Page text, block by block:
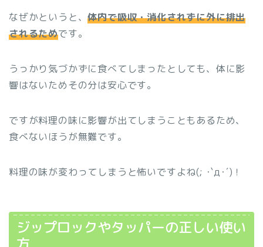
なぜかというと、体内で吸収・消化されずに外に排出
されるためです。
うっかり気づかずに食べてしまったとしても、体に影
響はないためその分は安心です。
ですが料理の味に影響が出てしまうこともあるため、
食べないほうが無難です。
料理の味が変わってしまうと怖いですよね(; ･`д･´)！
ジップロックやタッパーの正しい使い